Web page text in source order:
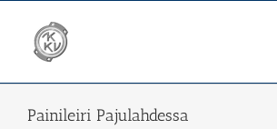
content
Painileiri Pajulahdessa